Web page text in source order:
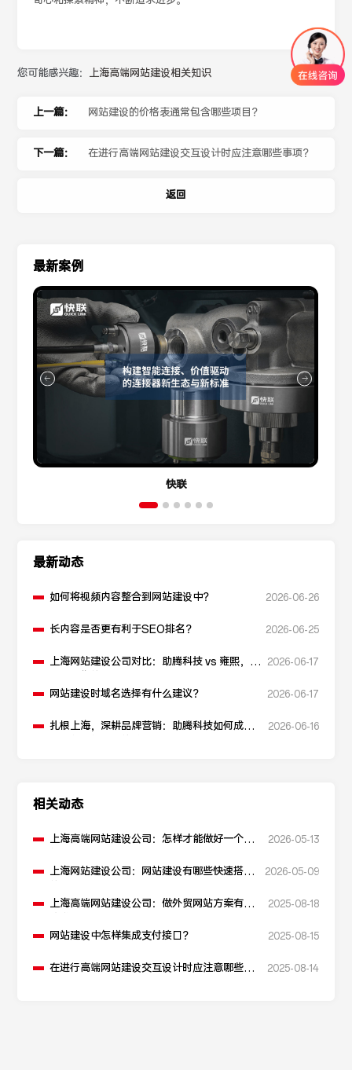
您可能感兴趣： 上海高端网站建设相关知识
上一篇： 网站建设的价格表通常包含哪些项目？
下一篇： 在进行高端网站建设交互设计时应注意哪些事项？
返回
最新案例
快联
最新动态
如何将视频内容整合到网站建设中？ 2026-06-26
长内容是否更有利于SEO排名？ 2026-06-25
上海网站建设公司对比：助腾科技 vs 雍熙，如
2026-06-17
网站建设时域名选择有什么建议？ 2026-06-17
扎根上海，深耕品牌营销：助腾科技如何成为
2026-06-16
相关动态
上海高端网站建设公司：怎样才能做好一个网
2026-05-13
上海网站建设公司：网站建设有哪些快速搭建
2026-05-09
上海高端网站建设公司：做外贸网站方案有哪
2025-08-18
网站建设中怎样集成支付接口？ 2025-08-15
在进行高端网站建设交互设计时应注意哪些事
2025-08-14